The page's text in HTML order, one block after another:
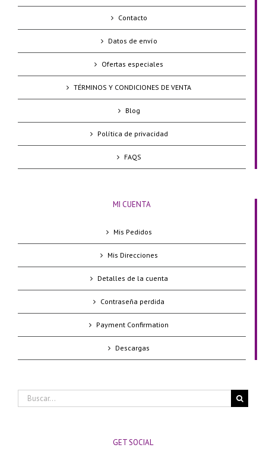
Contacto
Datos de envío
Ofertas especiales
TÉRMINOS Y CONDICIONES DE VENTA
Blog
Política de privacidad
FAQS
MI CUENTA
Mis Pedidos
Mis Direcciones
Detalles de la cuenta
Contraseña perdida
Payment Confirmation
Descargas
Buscar:
GET SOCIAL